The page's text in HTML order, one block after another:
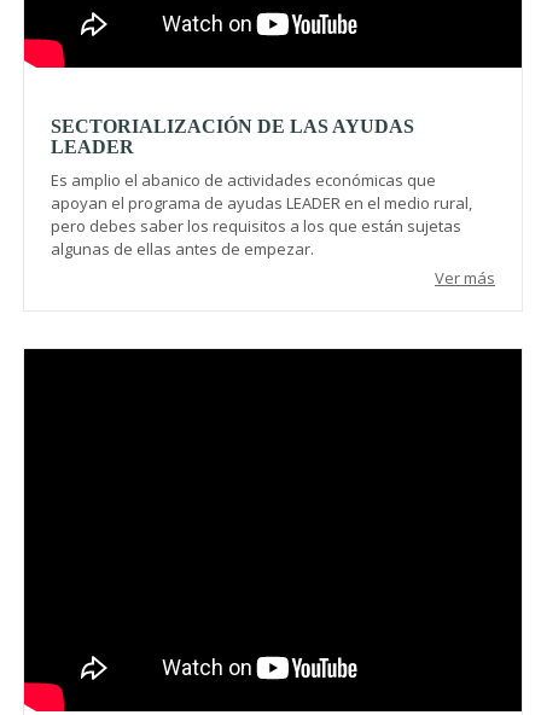
SECTORIALIZACIÓN DE LAS AYUDAS
LEADER
Es amplio el abanico de actividades económicas que
apoyan el programa de ayudas LEADER en el medio rural,
pero debes saber los requisitos a los que están sujetas
algunas de ellas antes de empezar.
Ver más